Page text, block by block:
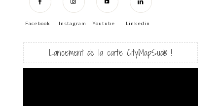
Facebook Instagram Youtube Linkedin
Lancement de la carte CityMapSud® !